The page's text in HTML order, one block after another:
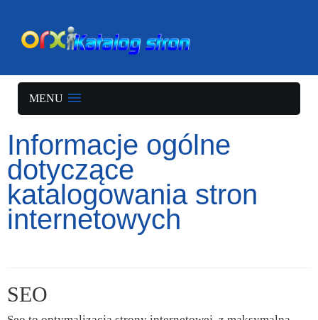
MENU
Informacje ogólne
dotyczące
katalogowania stron
internetowych
SEO